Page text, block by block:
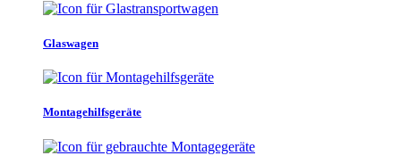
Glaswagen
Montagehilfsgeräte